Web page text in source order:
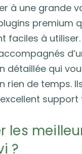
à une grande
premium
faciles à
détaillée qui
rien de temps.
support
les
?